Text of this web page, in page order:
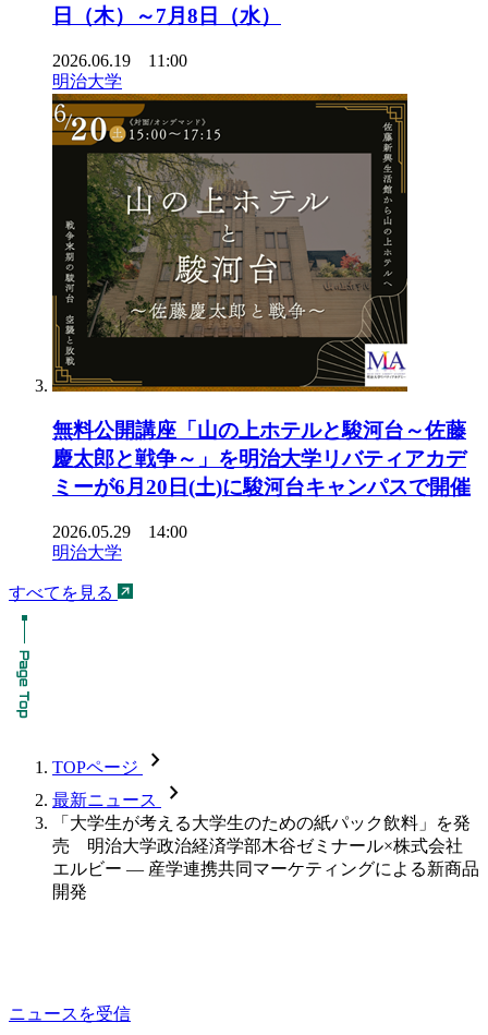
日（木）～7月8日（水）
2026.06.19 11:00
明治大学
無料公開講座「山の上ホテルと駿河台～佐藤
慶太郎と戦争～」を明治大学リバティアカデ
ミーが6月20日(土)に駿河台キャンパスで開催
2026.05.29 14:00
明治大学
すべてを見る
TOPページ chevron_forward
最新ニュース chevron_forward
「大学生が考える大学生のための紙パック飲料」を発
売 明治大学政治経済学部木谷ゼミナール×株式会社
エルビー — 産学連携共同マーケティングによる新商品
開発
ニュースを受信